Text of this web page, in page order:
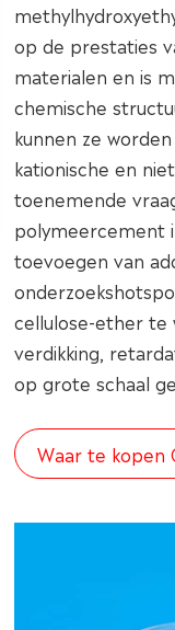
op de prestaties
materialen en is
chemische
kunnen ze
kationische en
toenemende
polymeercement
toevoegen van
cellulose-ether te
verdikking,
op grote schaal
Waar te kopen